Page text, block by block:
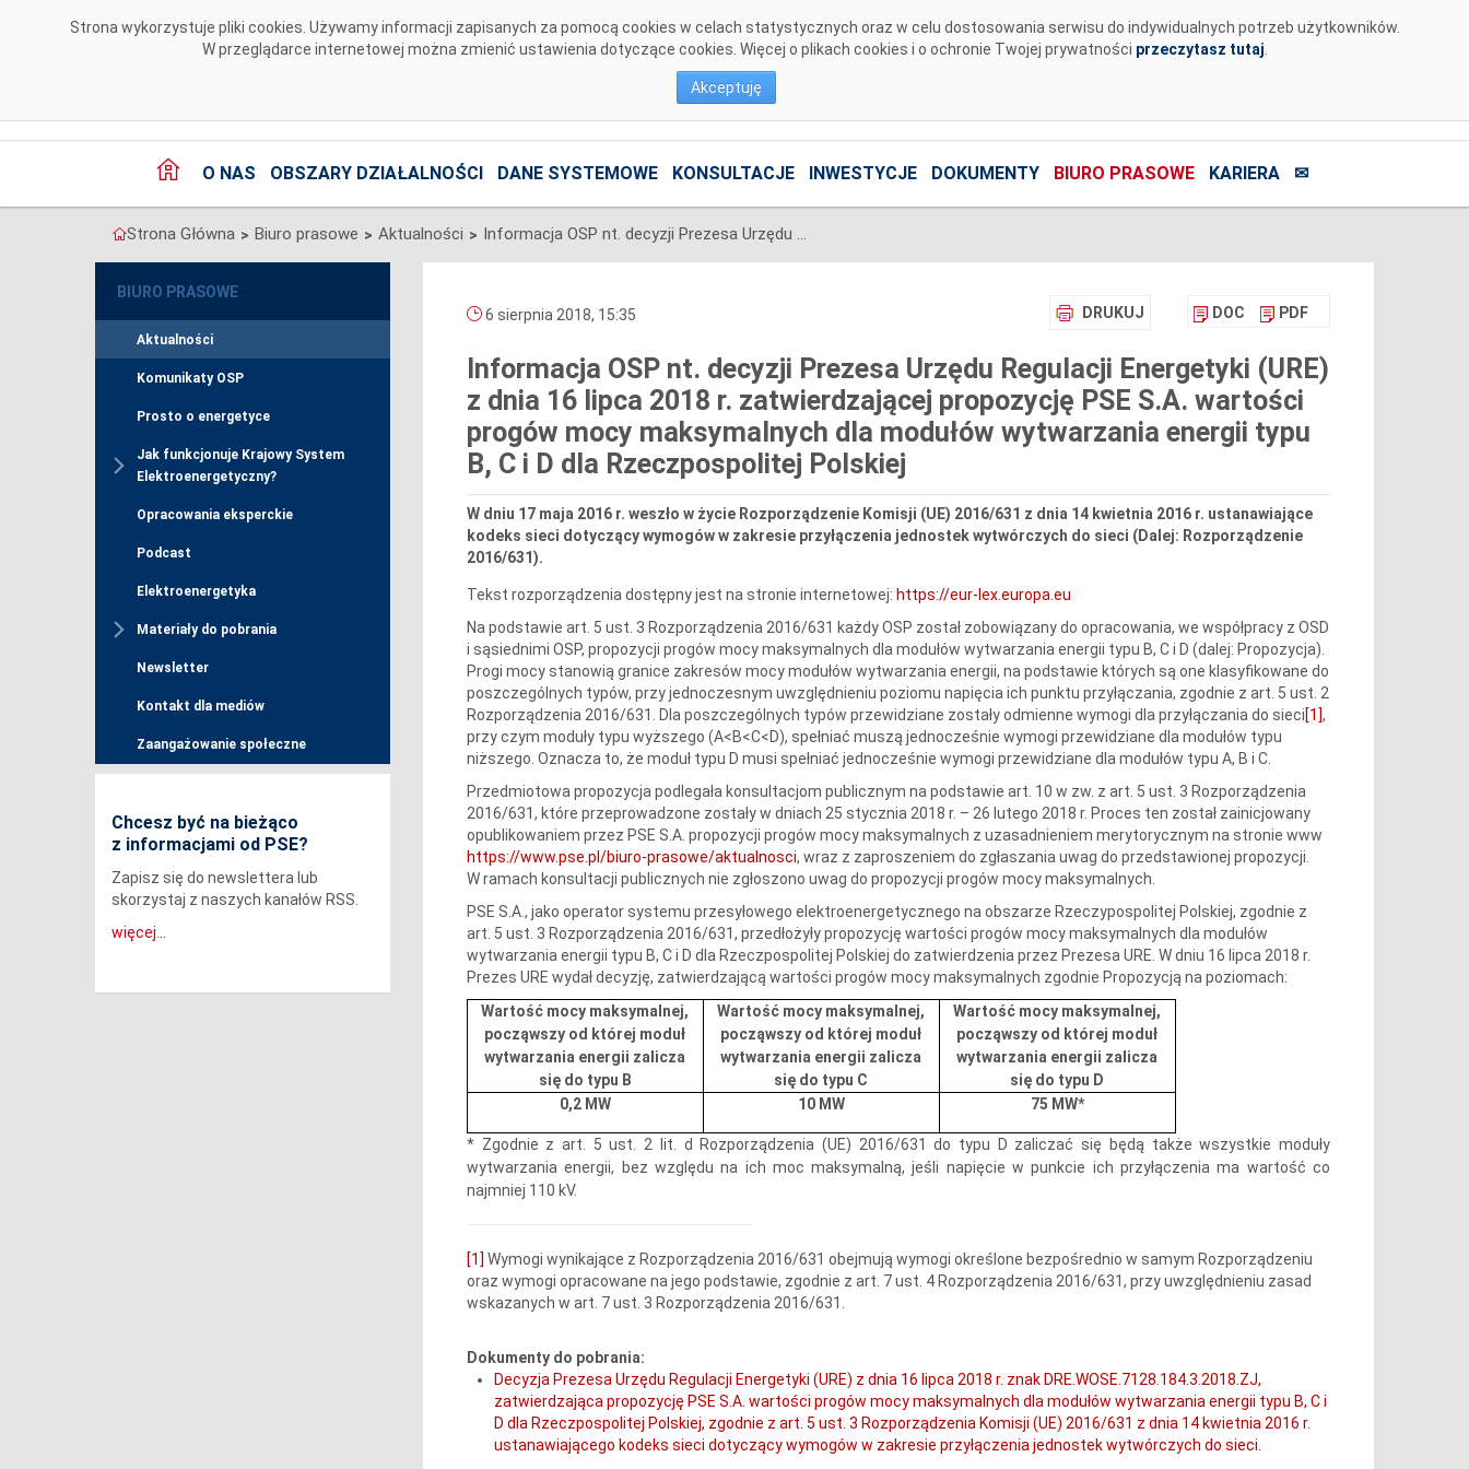
Strona wykorzystuje pliki cookies. Używamy informacji zapisanych za pomocą cookies w celach statystycznych oraz w celu dostosowania serwisu do indywidualnych potrzeb użytkowników.
W przeglądarce internetowej można zmienić ustawienia dotyczące cookies. Więcej o plikach cookies i o ochronie Twojej prywatności przeczytasz tutaj
Akceptuję
O NAS OBSZARY DZIAŁALNOŚCI DANE SYSTEMOWE KONSULTACJE INWESTYCJE DOKUMENTY BIURO PRASOWE KARIERA ✉
Strona Główna > Biuro prasowe > Aktualności > Informacja OSP nt. decyzji Prezesa Urzędu Regulacji Energetyki (URE) z dnia 16 lipca 2018 r. zatwierdzającej propozycję PSE S.A. wartości progów mocy maksymalnych dla modułów wytwarzania energii typu B, C i D dla Rzeczpospolitej Polskiej
BIURO PRASOWE
Aktualności
Komunikaty OSP
Prosto o energetyce
Jak funkcjonuje Krajowy System
Elektroenergetyczny?
Opracowania eksperckie
Podcast
Elektroenergetyka
Materiały do pobrania
Newsletter
Kontakt dla mediów
Zaangażowanie społeczne
Chcesz być na bieżąco
z informacjami od PSE?
Zapisz się do newslettera lub
skorzystaj z naszych kanałów RSS.
więcej...
DRUKUJ DOC PDF
6 sierpnia 2018, 15:35
Informacja OSP nt. decyzji Prezesa Urzędu Regulacji Energetyki (URE)
z dnia 16 lipca 2018 r. zatwierdzającej propozycję PSE S.A. wartości
progów mocy maksymalnych dla modułów wytwarzania energii typu
B, C i D dla Rzeczpospolitej Polskiej
W dniu 17 maja 2016 r. weszło w życie Rozporządzenie Komisji (UE) 2016/631 z dnia 14 kwietnia 2016 r. ustanawiające
kodeks sieci dotyczący wymogów w zakresie przyłączenia jednostek wytwórczych do sieci (Dalej: Rozporządzenie
2016/631).
Tekst rozporządzenia dostępny jest na stronie internetowej: https://eur-lex.europa.eu
Na podstawie art. 5 ust. 3 Rozporządzenia 2016/631 każdy OSP został zobowiązany do opracowania, we współpracy z OSD
i sąsiednimi OSP, propozycji progów mocy maksymalnych dla modułów wytwarzania energii typu B, C i D (dalej: Propozycja).
Progi mocy stanowią granice zakresów mocy modułów wytwarzania energii, na podstawie których są one klasyfikowane do
poszczególnych typów, przy jednoczesnym uwzględnieniu poziomu napięcia ich punktu przyłączania, zgodnie z art. 5 ust. 2
Rozporządzenia 2016/631. Dla poszczególnych typów przewidziane zostały odmienne wymogi dla przyłączania do sieci[1],
przy czym moduły typu wyższego (A<B<C<D), spełniać muszą jednocześnie wymogi przewidziane dla modułów typu
niższego. Oznacza to, że moduł typu D musi spełniać jednocześnie wymogi przewidziane dla modułów typu A, B i C.
Przedmiotowa propozycja podlegała konsultacjom publicznym na podstawie art. 10 w zw. z art. 5 ust. 3 Rozporządzenia
2016/631, które przeprowadzone zostały w dniach 25 stycznia 2018 r. – 26 lutego 2018 r. Proces ten został zainicjowany
opublikowaniem przez PSE S.A. propozycji progów mocy maksymalnych z uzasadnieniem merytorycznym na stronie www
https://www.pse.pl/biuro-prasowe/aktualnosci, wraz z zaproszeniem do zgłaszania uwag do przedstawionej propozycji.
W ramach konsultacji publicznych nie zgłoszono uwag do propozycji progów mocy maksymalnych.
PSE S.A., jako operator systemu przesyłowego elektroenergetycznego na obszarze Rzeczypospolitej Polskiej, zgodnie z
art. 5 ust. 3 Rozporządzenia 2016/631, przedłożyły propozycję wartości progów mocy maksymalnych dla modułów
wytwarzania energii typu B, C i D dla Rzeczpospolitej Polskiej do zatwierdzenia przez Prezesa URE. W dniu 16 lipca 2018 r.
Prezes URE wydał decyzję, zatwierdzającą wartości progów mocy maksymalnych zgodnie Propozycją na poziomach:
Wartość mocy maksymalnej,
począwszy od której moduł
wytwarzania energii zalicza
się do typu B
Wartość mocy maksymalnej,
począwszy od której moduł
wytwarzania energii zalicza
się do typu C
Wartość mocy maksymalnej,
począwszy od której moduł
wytwarzania energii zalicza
się do typu D
0,2 MW
10 MW 75 MW*
* Zgodnie z art. 5 ust. 2 lit. d Rozporządzenia (UE) 2016/631 do typu D zaliczać się będą także wszystkie moduły
wytwarzania energii, bez względu na ich moc maksymalną, jeśli napięcie w punkcie ich przyłączenia ma wartość co
najmniej 110 kV.
[1] Wymogi wynikające z Rozporządzenia 2016/631 obejmują wymogi określone bezpośrednio w samym Rozporządzeniu
oraz wymogi opracowane na jego podstawie, zgodnie z art. 7 ust. 4 Rozporządzenia 2016/631, przy uwzględnieniu zasad
wskazanych w art. 7 ust. 3 Rozporządzenia 2016/631.
Dokumenty do pobrania:
Decyzja Prezesa Urzędu Regulacji Energetyki (URE) z dnia 16 lipca 2018 r. znak DRE.WOSE.7128.184.3.2018.ZJ,
zatwierdzająca propozycję PSE S.A. wartości progów mocy maksymalnych dla modułów wytwarzania energii typu B, C i
D dla Rzeczpospolitej Polskiej, zgodnie z art. 5 ust. 3 Rozporządzenia Komisji (UE) 2016/631 z dnia 14 kwietnia 2016 r.
ustanawiającego kodeks sieci dotyczący wymogów w zakresie przyłączenia jednostek wytwórczych do sieci.